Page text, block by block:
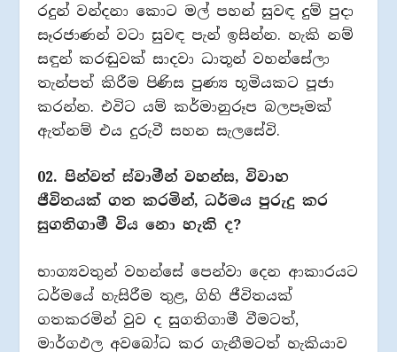
රදුන් වන්දනා කොට මල් පහන් සුවඳ දුම් පුදා
සෑරජාණන් වටා සුවඳ පැන් ඉසින්න. හැකි නම්
සඳුන් කරඬුවක් සාදවා ධාතූන් වහන්සේලා
තැන්පත් කිරීම පිණිස පුණ්‍ය භූමියකට පූජා
කරන්න. එවිට යම් කර්මානුරූප බලපෑමක්
ඇත්නම් එය දුරුවී සහන සැලසේවි.
02. පින්වත් ස්වාමීන් වහන්ස, විවාහ
ජීවිතයක් ගත කරමින්, ධර්මය පුරුදු කර
සුගතිගාමී විය නො හැකි ද?
භාග්‍යවතුන් වහන්සේ පෙන්වා දෙන ආකාරයට
ධර්මයේ හැසිරීම තුළ, ගිහි ජීවිතයක්
ගතකරමින් වුව ද සුගතිගාමී වීමටත්,
මාර්ගඵල අවබෝධ කර ගැනීමටත් හැකියාව